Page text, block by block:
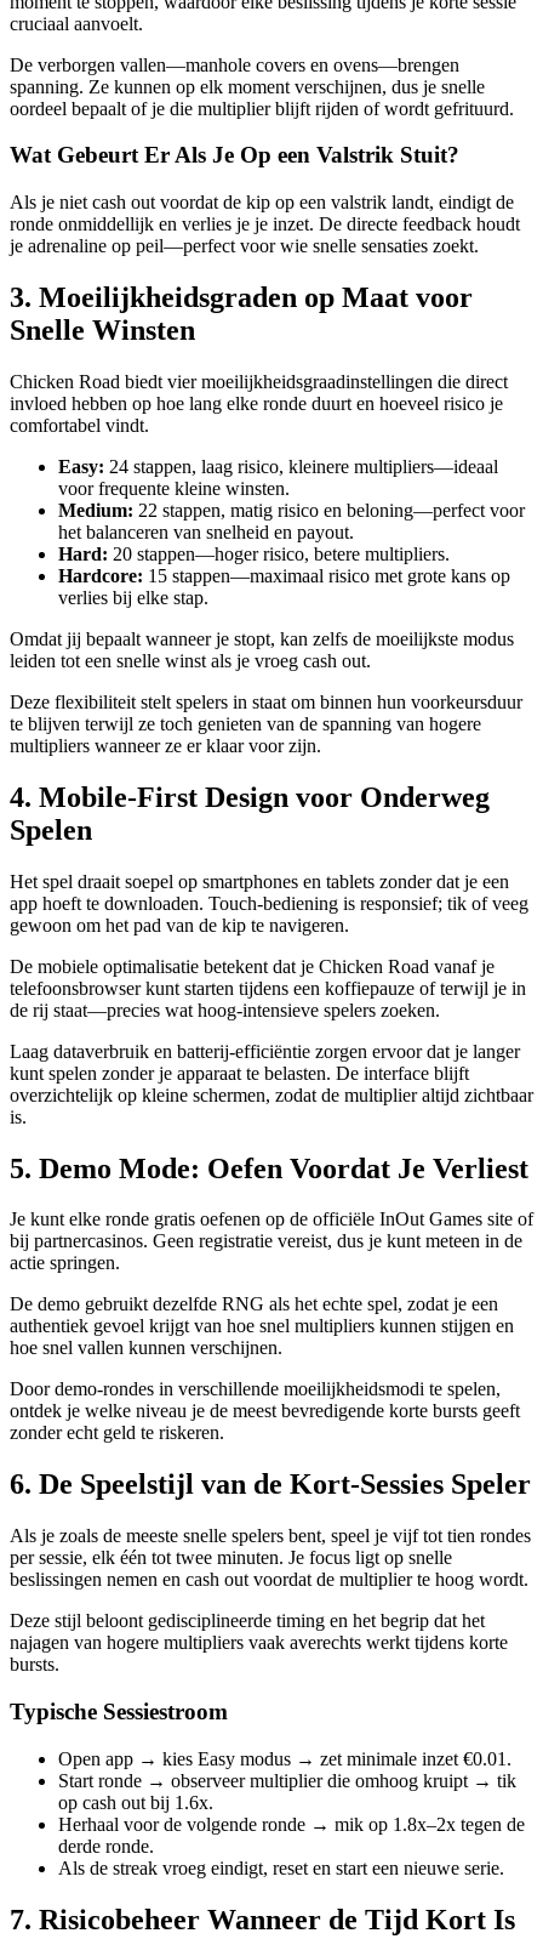
cruciaal aanvoelt.
De verborgen vallen—manhole covers en ovens—brengen
spanning. Ze kunnen op elk moment verschijnen, dus je snelle
oordeel bepaalt of je die multiplier blijft rijden of wordt gefrituurd.
Wat Gebeurt Er Als Je Op een Valstrik Stuit?
Als je niet cash out voordat de kip op een valstrik landt, eindigt de
ronde onmiddellijk en verlies je je inzet. De directe feedback houdt
je adrenaline op peil—perfect voor wie snelle sensaties zoekt.
3. Moeilijkheidsgraden op Maat voor
Snelle Winsten
Chicken Road biedt vier moeilijkheidsgraadinstellingen die direct
invloed hebben op hoe lang elke ronde duurt en hoeveel risico je
comfortabel vindt.
Easy: 24 stappen, laag risico, kleinere multipliers—ideaal
voor frequente kleine winsten.
Medium: 22 stappen, matig risico en beloning—perfect voor
het balanceren van snelheid en payout.
Hard: 20 stappen—hoger risico, betere multipliers.
Hardcore: 15 stappen—maximaal risico met grote kans op
verlies bij elke stap.
Omdat jij bepaalt wanneer je stopt, kan zelfs de moeilijkste modus
leiden tot een snelle winst als je vroeg cash out.
Deze flexibiliteit stelt spelers in staat om binnen hun voorkeursduur
te blijven terwijl ze toch genieten van de spanning van hogere
multipliers wanneer ze er klaar voor zijn.
4. Mobile‑First Design voor Onderweg
Spelen
Het spel draait soepel op smartphones en tablets zonder dat je een
app hoeft te downloaden. Touch‑bediening is responsief; tik of veeg
gewoon om het pad van de kip te navigeren.
De mobiele optimalisatie betekent dat je Chicken Road vanaf je
telefoonsbrowser kunt starten tijdens een koffiepauze of terwijl je in
de rij staat—precies wat hoog‑intensieve spelers zoeken.
Laag dataverbruik en batterij-efficiëntie zorgen ervoor dat je langer
kunt spelen zonder je apparaat te belasten. De interface blijft
overzichtelijk op kleine schermen, zodat de multiplier altijd zichtbaar
is.
5. Demo Mode: Oefen Voordat Je Verliest
Je kunt elke ronde gratis oefenen op de officiële InOut Games site of
bij partnercasinos. Geen registratie vereist, dus je kunt meteen in de
actie springen.
De demo gebruikt dezelfde RNG als het echte spel, zodat je een
authentiek gevoel krijgt van hoe snel multipliers kunnen stijgen en
hoe snel vallen kunnen verschijnen.
Door demo‑rondes in verschillende moeilijkheidsmodi te spelen,
ontdek je welke niveau je de meest bevredigende korte bursts geeft
zonder echt geld te riskeren.
6. De Speelstijl van de Kort‑Sessies Speler
Als je zoals de meeste snelle spelers bent, speel je vijf tot tien rondes
per sessie, elk één tot twee minuten. Je focus ligt op snelle
beslissingen nemen en cash out voordat de multiplier te hoog wordt.
Deze stijl beloont gedisciplineerde timing en het begrip dat het
najagen van hogere multipliers vaak averechts werkt tijdens korte
bursts.
Typische Sessiestroom
Open app → kies Easy modus → zet minimale inzet €0.01.
Start ronde → observeer multiplier die omhoog kruipt → tik
op cash out bij 1.6x.
Herhaal voor de volgende ronde → mik op 1.8x–2x tegen de
derde ronde.
Als de streak vroeg eindigt, reset en start een nieuwe serie.
7. Risicobeheer Wanneer de Tijd Kort Is